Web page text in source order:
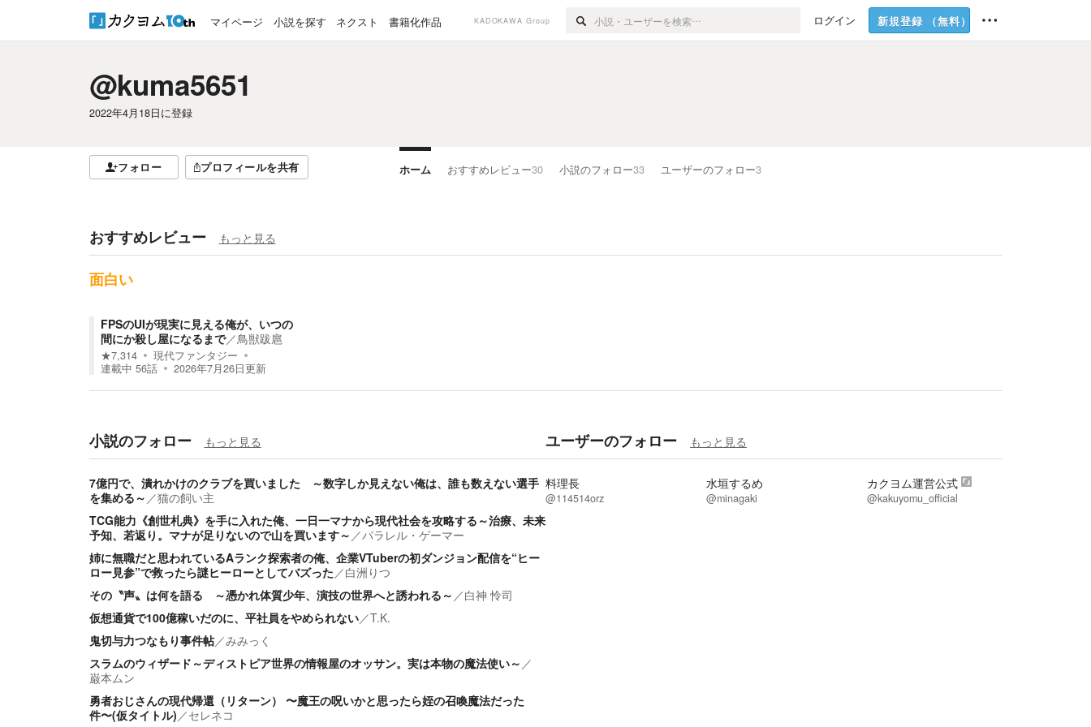
マイページ 小説を探す ネクスト 書籍化作品 KADOKAWA Group ログイン 新規登録 （無料）
@kuma5651
2022年4月18日に登録
フォロー プロフィールを共有 ホーム おすすめレビュー30 小説のフォロー33 ユーザーのフォロー3
おすすめレビュー もっと見る
面白い
FPSのUIが現実に見える俺が、いつの
間にか殺し屋になるまで／鳥獣跋扈
★7,314
現代ファンタジー
連載中 56話 2026年7月26日更新
小説のフォロー もっと見る
7億円で、潰れかけのクラブを買いました ～数字しか見えない俺は、誰も数えない選手
を集める～ ／猫の飼い主
TCG能力《創世札典》を手に入れた俺、一日一マナから現代社会を攻略する～治療、未来
予知、若返り。マナが足りないので山を買います～ ／パラレル・ゲーマー
姉に無職だと思われているAランク探索者の俺、企業VTuberの初ダンジョン配信を“ヒー
ロー見参”で救ったら謎ヒーローとしてバズった／白洲りつ
その〝声〟は何を語る ～憑かれ体質少年、演技の世界へと誘われる～ ／白神 怜司
仮想通貨で100億稼いだのに、平社員をやめられない／T.K.
鬼切与力つなもり事件帖／みみっく
スラムのウィザード～ディストピア世界の情報屋のオッサン。実は本物の魔法使い～ ／
巌本ムン
勇者おじさんの現代帰還（リターン） 〜魔王の呪いかと思ったら姪の召喚魔法だった
件〜(仮タイトル)／セレネコ
ユーザーのフォロー もっと見る
料理長
@114514orz
水垣するめ
@minagaki
カクヨム運営公式
@kakuyomu_official